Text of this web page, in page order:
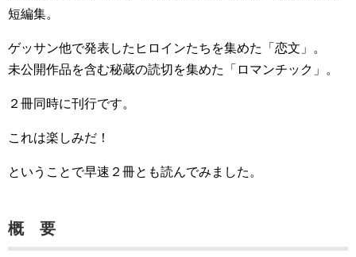
短編集。
ゲッサン他で発表したヒロインたちを集めた「恋文」。
未公開作品を含む秘蔵の読切を集めた「ロマンチック」。
２冊同時に刊行です。
これは楽しみだ！
ということで早速２冊とも読んでみました。
概 要